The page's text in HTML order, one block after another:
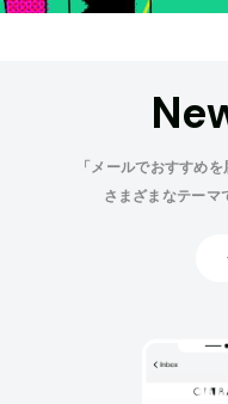
「メールでおすすめ
さまざまなテーマ